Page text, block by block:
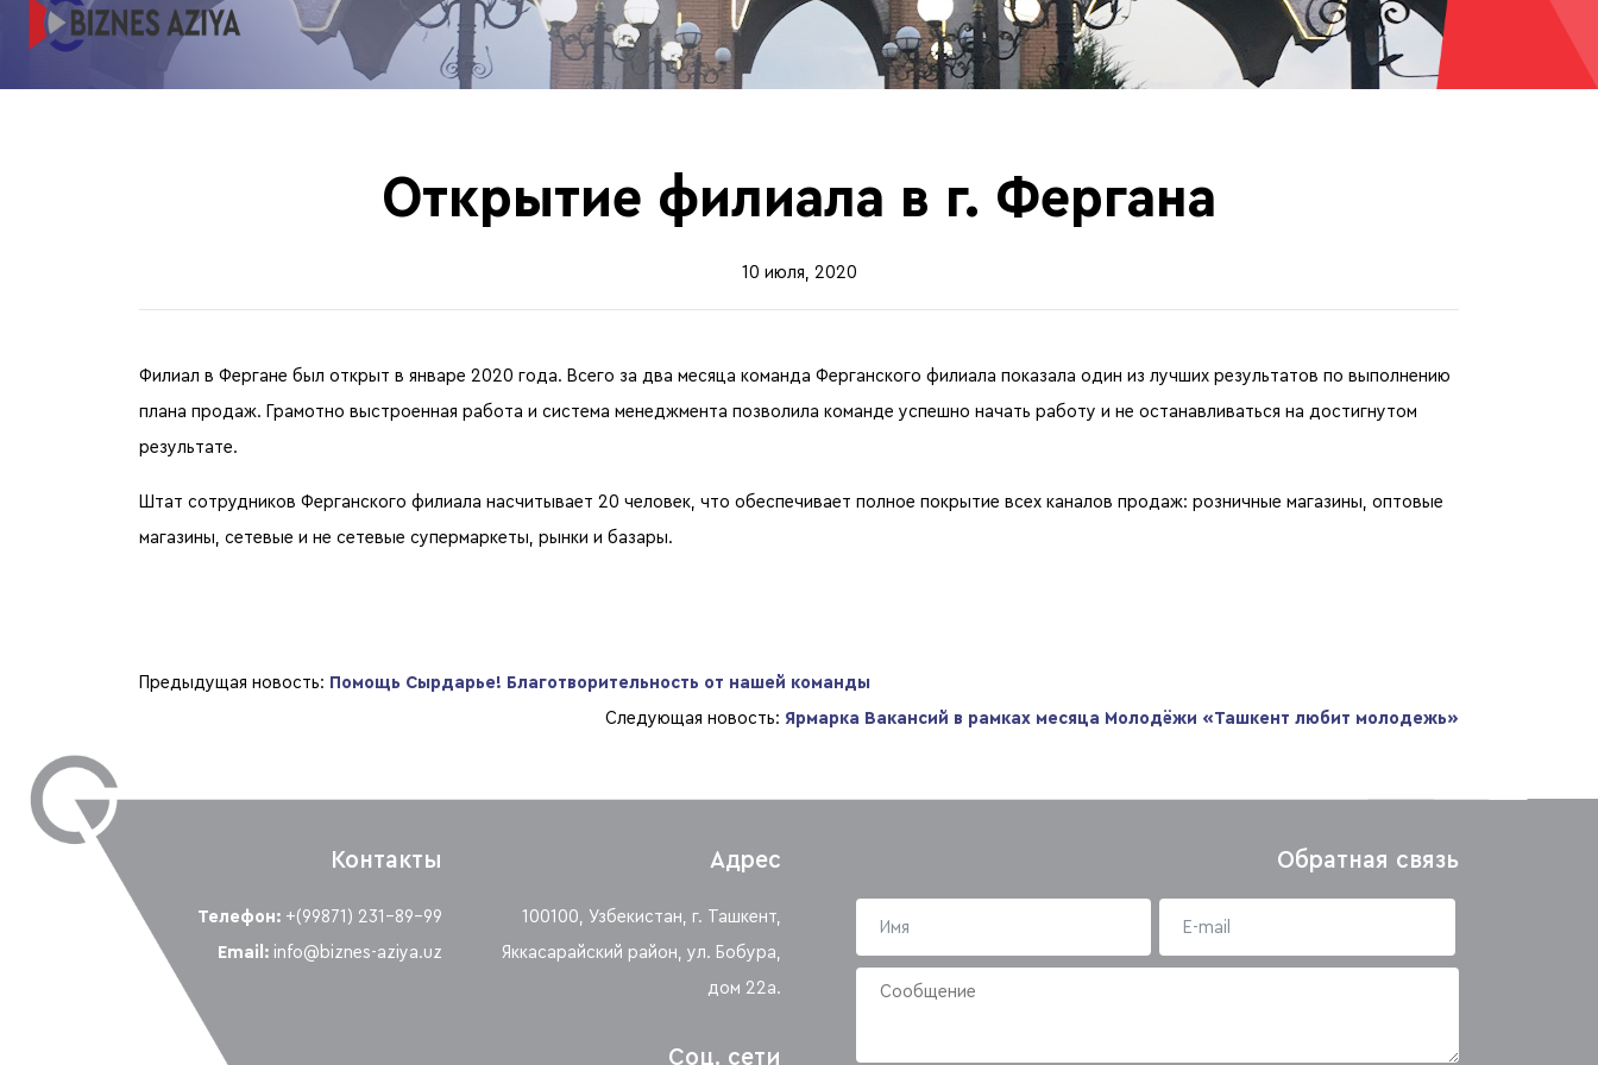
Открытие филиала в г. Фергана
10 июля, 2020
Филиал в Фергане был открыт в январе 2020 года. Всего за два месяца команда Ферганского филиала показала один из лучших результатов по выполнению
плана продаж. Грамотно выстроенная работа и система менеджмента позволила команде успешно начать работу и не останавливаться на достигнутом
результате.
Штат сотрудников Ферганского филиала насчитывает 20 человек, что обеспечивает полное покрытие всех каналов продаж: розничные магазины, оптовые
магазины, сетевые и не сетевые супермаркеты, рынки и базары.
Предыдущая новость: Помощь Сырдарье! Благотворительность от нашей команды
Следующая новость: Ярмарка Вакансий в рамках месяца Молодёжи «Ташкент любит молодежь»
Контакты
Телефон: +(99871) 231-89-99
Email: info@biznes-aziya.uz
Адрес
100100, Узбекистан, г. Ташкент,
Яккасарайский район, ул. Бобура,
дом 22а.
Соц. сети
Обратная связь